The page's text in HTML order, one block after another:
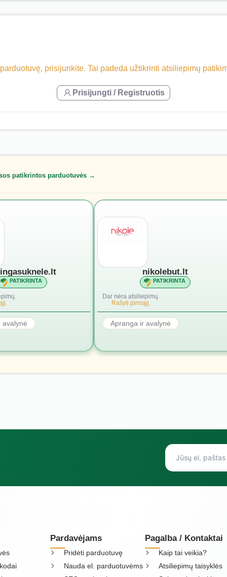
prisijunkite. Tai padeda užtikrinti atsiliepimų
Prisijungti / Registruotis
patikrintos parduotuvės →
PATIKRINTA
avalynė
nikolebut.lt
PATIKRINTA
Dar nėra atsiliepimų.
Rašyti pirmąjį.
Apranga ir avalynė
Pardavėjams
Pridėti parduotuvę
Nauda el. parduotuvėms
Pagalba / Kontaktai
Kaip tai veikia?
Atsiliepimų taisyklės